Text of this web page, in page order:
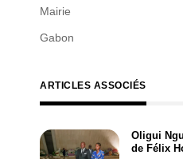
Mairie
Gabon
ARTICLES ASSOCIÉS
Oligui
de Félix